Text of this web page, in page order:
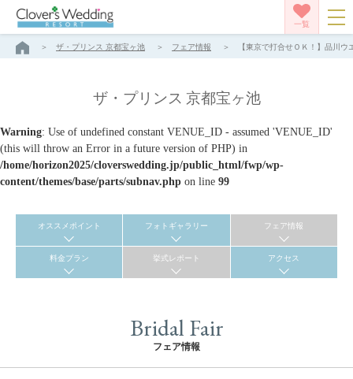
一覧
ザ・プリンス 京都宝ヶ池 フェア情報 【東京で打合せＯＫ！】品川
ザ・プリンス 京都宝ヶ池
Warning: Use of undefined constant VENUE_ID - assumed 'VENUE_ID'
(this will throw an Error in a future version of PHP) in
/home/horizon2025/cloverswedding.jp/public_html/fwp/wp-
content/themes/base/parts/subnav.php on line 99
オススメポイント フォトギャラリー フェア情報
料金プラン 挙式レポート アクセス
Bridal Fair
フェア情報